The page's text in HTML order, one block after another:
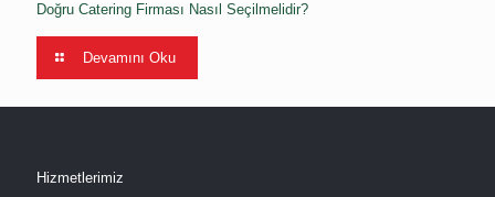
Doğru Catering Firması Nasıl Seçilmelidir?
Devamını Oku
Hizmetlerimiz